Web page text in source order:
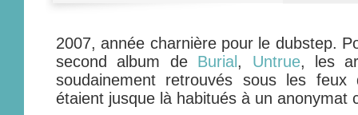
CD2
2007, année charnière pour le dubstep.
second album de Burial , Untrue, les
soudainement retrouvés sous les
étaient jusque là habitués à un anonymat